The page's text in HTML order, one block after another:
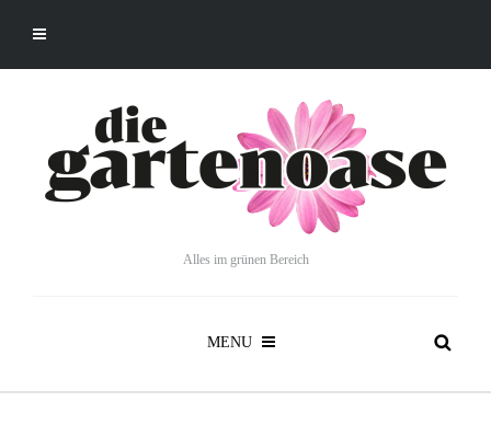
Alles im grünen Bereich
MENU